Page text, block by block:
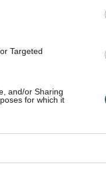
Targeted
and/or Sharing
for which it
tvarkanti
01